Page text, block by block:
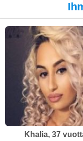
Khalia, 37